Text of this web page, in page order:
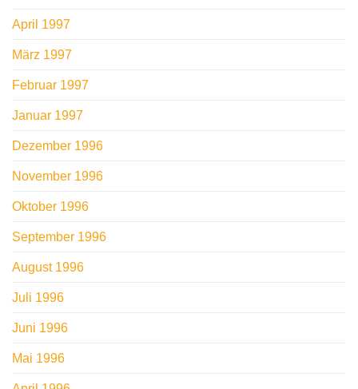
April 1997
März 1997
Februar 1997
Januar 1997
Dezember 1996
November 1996
Oktober 1996
September 1996
August 1996
Juli 1996
Juni 1996
Mai 1996